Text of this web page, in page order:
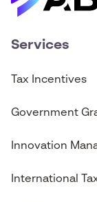
Services
Tax Incentives
Government
Innovation
International